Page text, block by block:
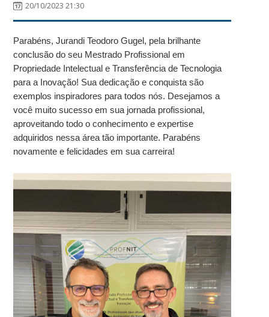
20/10/2023 21:30
Parabéns, Jurandi Teodoro Gugel, pela brilhante
conclusão do seu Mestrado Profissional em
Propriedade Intelectual e Transferência de Tecnologia
para a Inovação! Sua dedicação e conquista são
exemplos inspiradores para todos nós. Desejamos a
você muito sucesso em sua jornada profissional,
aproveitando todo o conhecimento e expertise
adquiridos nessa área tão importante. Parabéns
novamente e felicidades em sua carreira!